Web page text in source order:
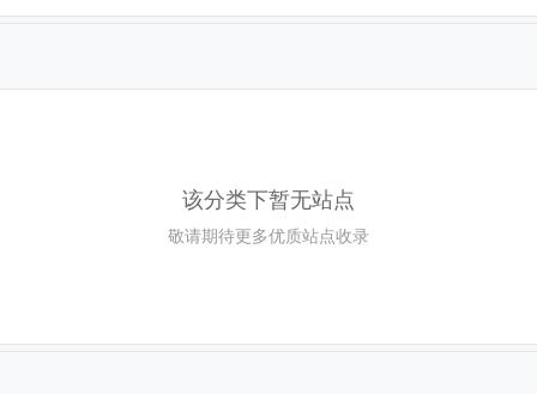
该分类下暂无站点
敬请期待更多优质站点收录